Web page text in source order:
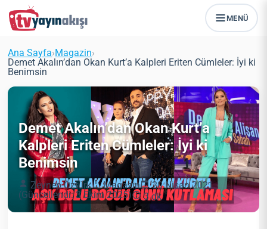
MENÜ
Ana Sayfa›Magazin›
Demet Akalın’dan Okan Kurt’a Kalpleri Eriten Cümleler: İyi ki
Benimsin
Demet Akalın’dan Okan Kurt’a
Kalpleri Eriten Cümleler: İyi ki
Benimsin
Zeynep Öztürk Magazin
20 Nisan 2021
(Güncellendi: 3 Ekim 2025)
3 dk